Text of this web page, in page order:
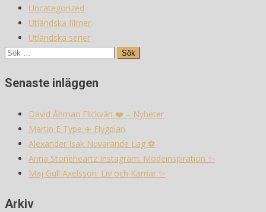
Uncategorized
Utländska filmer
Utländska serier
Sök
Senaste inläggen
David Åhman Flickvän ❤️ – Nyheter
Martin E Type ✈️ Flygplan
Alexander Isak Nuvarande Lag ⚽️
Anna Stoneheartz Instagram: Modeinspiration ✨
Maj Gull Axelsson: Liv och Karriär ✨
Arkiv